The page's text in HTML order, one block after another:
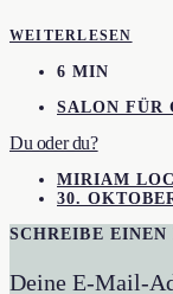
WEITERLESEN
6 MIN
SALON FÜR
Du oder du?
MIRIAM
30.
SCHREIBE
Deine E-Mail-